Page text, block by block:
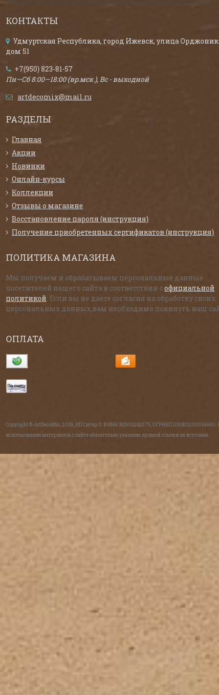
КОНТАКТЫ
Удмуртская Республика, город Ижевск, улица
дом 51
+7(950) 823-81-57
Пн—Сб 8:00—18:00 (вр.мск.), Вс - выходной
artdecomix@mail.ru
РАЗДЕЛЫ
Главная
Акции
Новинки
Онлайн-курсы
Коллекции
Отзывы о магазине
Восстановление пароля (инструкция)
Получение приобретенных сертификатов (инструкция)
ПОЛИТИКА МАГАЗИНА
Мы получаем и обрабатываем персональные данные
посетителей нашего сайта в соответствии софициальной
политикой . Если вы не даете согласия на обработку своих
персональных данных,вам необходимо покинуть наш
ОПЛАТА
Copyright © ArtDecoMix, 2019, ИП Ситар О.В ИНН 181901262575, ОГРНИП 319183200016690.
использовании материалов с сайта обязательно указание прямой ссылки на источник.